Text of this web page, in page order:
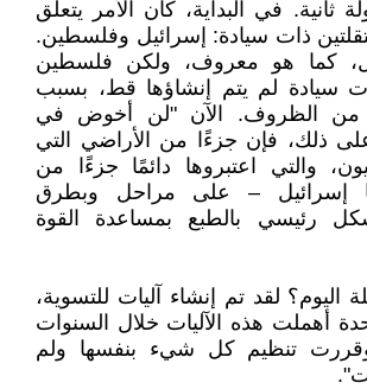
ثانية. في البداية، كان الأمر يتعلق
ذات سيادة: إسرائيل وفلسطين.
كما هو معروف، ولكن فلسطين
سيادة لم يتم إنشاؤها قط، بسبب
من الظروف. الآن "لن أخوض في
على ذلك، فإن جزءًا من الأراضي التي
والتي اعتبروها دائمًا جزءًا من
إسرائيل – على مراحل وبطرق
رئيسي بالطبع بمساعدة القوة
لقد تم إنشاء آليات للتسوية،
أهملت هذه الآليات خلال السنوات
وقررت تنظيم كل شيء بنفسها ولم